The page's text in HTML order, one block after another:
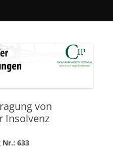
von
Insolvenz
633